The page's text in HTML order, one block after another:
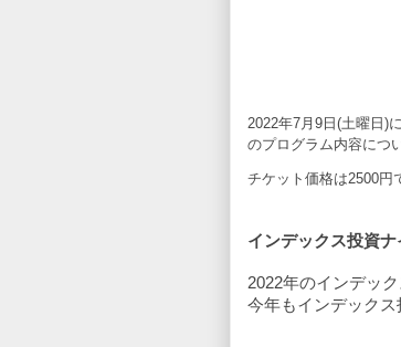
2022年7月9日 (土曜日 )に
のプログラム内容につ
チケット価格は2500円
インデックス投資
2022年のインデッ
今年もインデックス